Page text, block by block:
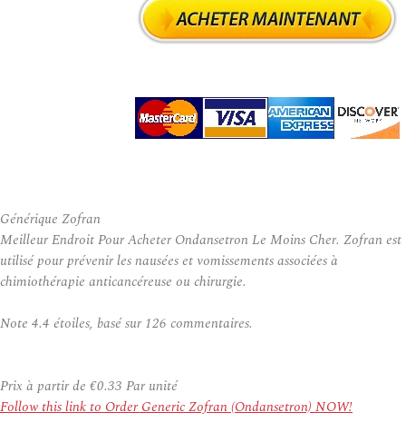
Générique Zofran
Meilleur Endroit Pour Acheter Ondansetron Le Moins Cher. Zofran est
utilisé pour prévenir les nausées et vomissements associées à
chimiothérapie anticancéreuse ou chirurgie.
Note 4.4 étoiles, basé sur 126 commentaires.
Prix à partir de €0.33 Par unité
Follow this link to Order Generic Zofran (Ondansetron) NOW!